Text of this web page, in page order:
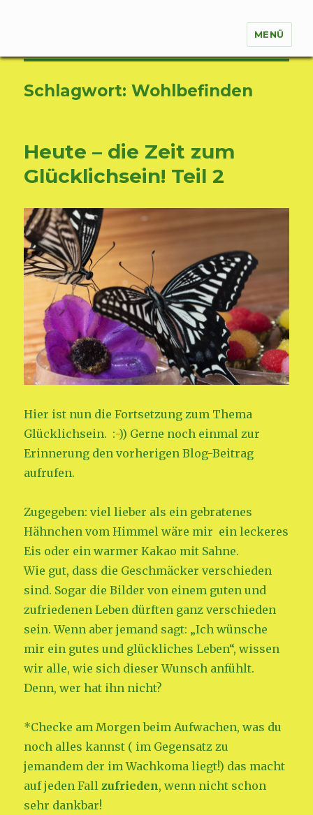
Natur für Körper, Seele und Geist
MENÜ
Schlagwort:Wohlbefinden
Heute – die Zeit zum
Glücklichsein! Teil 2
Hier ist nun die Fortsetzung zum Thema
Glücklichsein. :-)) Gerne noch einmal zur
Erinnerung den vorherigen Blog-Beitrag
aufrufen.
Zugegeben: viel lieber als ein gebratenes
Hähnchen vom Himmel wäre mir ein leckeres
Eis oder ein warmer Kakao mit Sahne.
Wie gut, dass die Geschmäcker verschieden
sind. Sogar die Bilder von einem guten und
zufriedenen Leben dürften ganz verschieden
sein. Wenn aber jemand sagt: „Ich wünsche
mir ein gutes und glückliches Leben“, wissen
wir alle, wie sich dieser Wunsch anfühlt.
Denn, wer hat ihn nicht?
*Checke am Morgen beim Aufwachen, was du
noch alles kannst ( im Gegensatz zu
jemandem der im Wachkoma liegt!) das macht
auf jeden Fallzufrieden, wenn nicht schon
sehr dankbar!